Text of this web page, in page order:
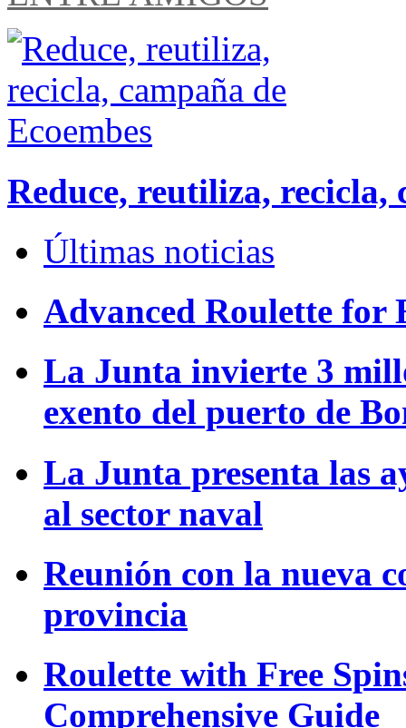
Reduce, reutiliza, recicla,
Últimas noticias
Advanced Roulette for
La Junta invierte 3
exento del puerto de
La Junta presenta las
al sector naval
Reunión con la nueva
provincia
Roulette with Free
Comprehensive Guide